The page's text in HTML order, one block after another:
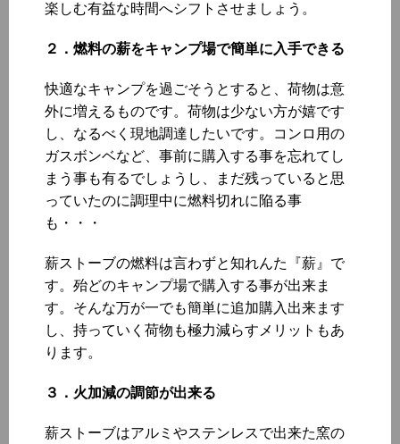
楽しむ有益な時間へシフトさせましょう。
２．燃料の薪をキャンプ場で簡単に入手できる
快適なキャンプを過ごそうとすると、荷物は意
外に増えるものです。荷物は少ない方が嬉です
し、なるべく現地調達したいです。コンロ用の
ガスボンベなど、事前に購入する事を忘れてし
まう事も有るでしょうし、まだ残っていると思
っていたのに調理中に燃料切れに陥る事
も・・・
薪ストーブの燃料は言わずと知れんた『薪』で
す。殆どのキャンプ場で購入する事が出来ま
す。そんな万が一でも簡単に追加購入出来ます
し、持っていく荷物も極力減らすメリットもあ
ります。
３．火加減の調節が出来る
薪ストーブはアルミやステンレスで出来た窯の